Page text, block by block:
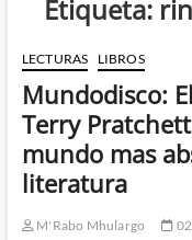
Etiqueta:
LECTURAS LIBROS
Mundodisco:
Terry
mundo mas
literatura
M'Rabo Mhulargo